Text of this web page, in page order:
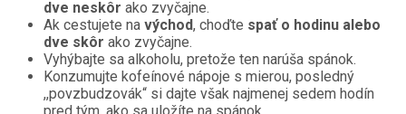
dve neskôr ako zvyčajne.
Ak cestujete na východ, choďte spať o hodinu alebo
dve skôr ako zvyčajne.
Vyhýbajte sa alkoholu, pretože ten narúša spánok.
Konzumujte kofeínové nápoje s mierou, posledný
,,povzbudzovák“ si dajte však najmenej sedem hodín